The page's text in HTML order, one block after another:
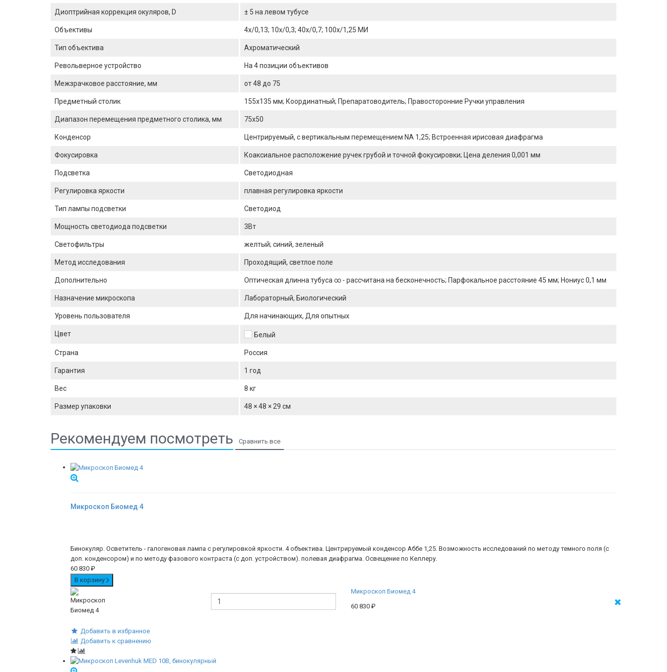
Диоптрийная коррекция окуляров, D ± 5 на левом тубусе
Объективы 4x/0,13; 10x/0,3; 40x/0,7; 100x/1,25 МИ
Тип объектива Ахроматический
Револьверное устройство На 4 позиции объективов
Межзрачковое расстояние, мм от 48 до 75
Предметный столик 155х135 мм; Координатный; Препаратоводитель; Правосторонние Ручки управления
Диапазон перемещения предметного столика, мм 75х50
Конденсор Центрируемый, с вертикальным перемещением NA 1,25; Встроенная ирисовая диафрагма
Фокусировка Коаксиальное расположение ручек грубой и точной фокусировки; Цена деления 0,001 мм
Подсветка Светодиодная
Регулировка яркости плавная регулировка яркости
Тип лампы подсветки Светодиод
Мощность светодиода подсветки 3Вт
Светофильтры желтый; синий, зеленый
Метод исследования Проходящий, светлое поле
Дополнительно Оптическая длинна тубуса ∞ - рассчитана на бесконечность; Парфокальное расстояние 45 мм; Нониус 0,1 мм
Назначение микроскопа Лабораторный, Биологический
Уровень пользователя Для начинающих, Для опытных
Цвет Белый
Страна Россия
Гарантия 1 год
Вес 8 кг
Размер упаковки 48 × 48 × 29 см
Рекомендуем посмотреть
Микpоскоп Биомед 4
Бинокуляр. Осветитель - галогеновая лампа с регулировкой яркости. 4 объектива. Центрируемый конденсор Аббе 1,25. Возможность исследований по методу темного поля (с
доп. конденсором) и по методу фазового контраста (с доп. устройством). полевая диафрагма. Освещение по Келлеру.
60 830 ₽
В корзину
Микpоскоп Биомед 4
60 830 ₽
Добавить в избранное
Добавить к сравнению